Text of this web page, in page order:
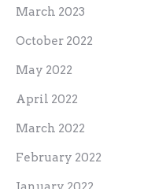
March 2023
October 2022
May 2022
April 2022
March 2022
February 2022